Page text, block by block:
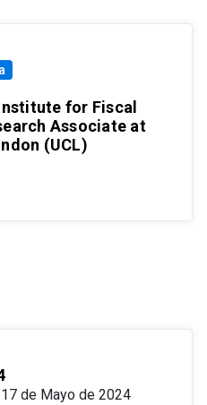
for Fiscal
Associate at
(UCL)
de Mayo de 2024